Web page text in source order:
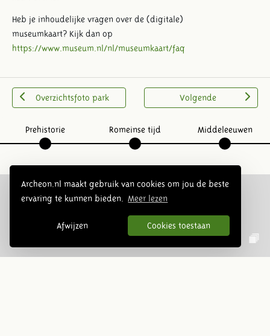
Archeon.nl maakt gebruik van cookies om jou de beste
ervaring te kunnen bieden.
Meer lezen
Afwijzen Cookies toestaan
Heb je inhoudelijke vragen over de (digitale)
museumkaart? Kijk dan op
https://www.museum.nl/nl/museumkaart/faq
Overzichtsfoto park Volgende
Prehistorie Romeinse tijd Middeleeuwen
Volg ons op social media: